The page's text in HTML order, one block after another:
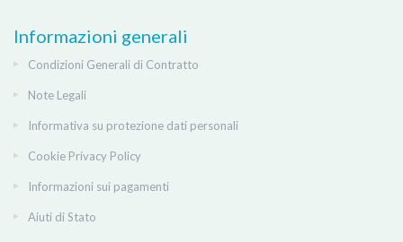
Informazioni generali
Condizioni Generali di Contratto
Note Legali
Informativa su protezione dati personali
Cookie Privacy Policy
Informazioni sui pagamenti
Aiuti di Stato